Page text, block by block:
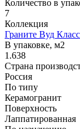
Количество в
7
Коллекция
Граните Вуд
В упаковке, м2
1.638
Страна
Россия
По типу
Керамогранит
Поверхность
Лаппатированная